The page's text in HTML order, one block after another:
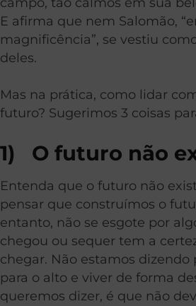
E afirma que nem Salomão,
magnificência”, se vestiu
deles.
Mas na prática, como lidar
futuro? Sugerimos 3 coisas
1) O futuro não
Entenda que o futuro não
pensar que construímos o
entanto, não se esgote por
chegou ou sequer tem a
chegar. Não estamos dizendo
para o alto e viver de forma
queremos dizer, é que não